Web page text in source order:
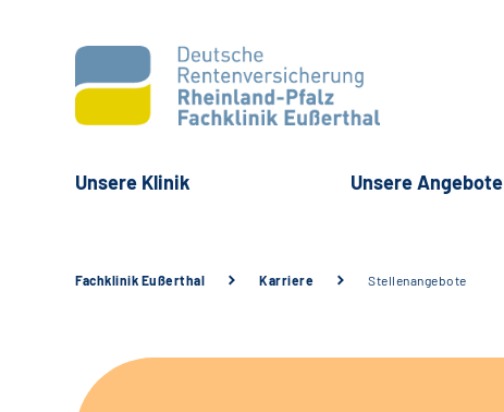
Unsere Klinik Unsere Angebote
Fachklinik Eußerthal Karriere Stellenangebote